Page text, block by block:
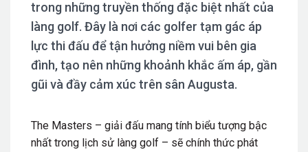
trong những truyền thống đặc biệt nhất của
làng golf. Đây là nơi các golfer tạm gác áp
lực thi đấu để tận hưởng niềm vui bên gia
đình, tạo nên những khoảnh khắc ấm áp, gần
gũi và đầy cảm xúc trên sân Augusta.
The Masters – giải đấu mang tính biểu tượng bậc
nhất trong lịch sử làng golf – sẽ chính thức phát